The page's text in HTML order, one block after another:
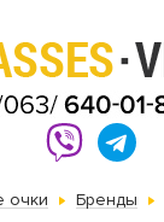
очки Бренды